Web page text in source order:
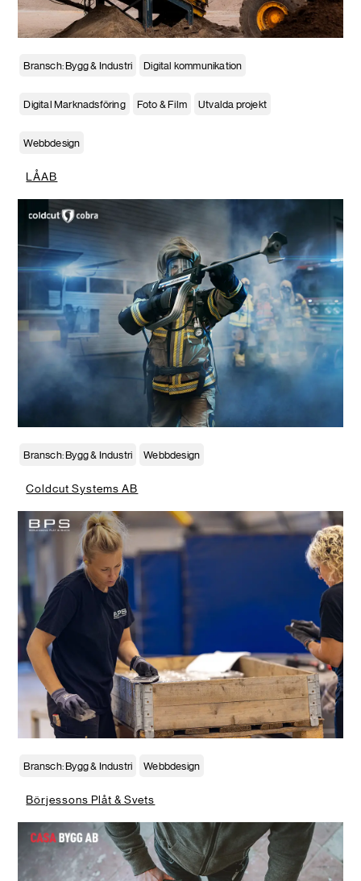
Bransch: Bygg & Industri Digital kommunikation
Digital Marknadsföring Foto & Film Utvalda projekt
Webbdesign
LÅAB
Bransch: Bygg & Industri Webbdesign
Coldcut Systems AB
Bransch: Bygg & Industri Webbdesign
Börjessons Plåt & Svets